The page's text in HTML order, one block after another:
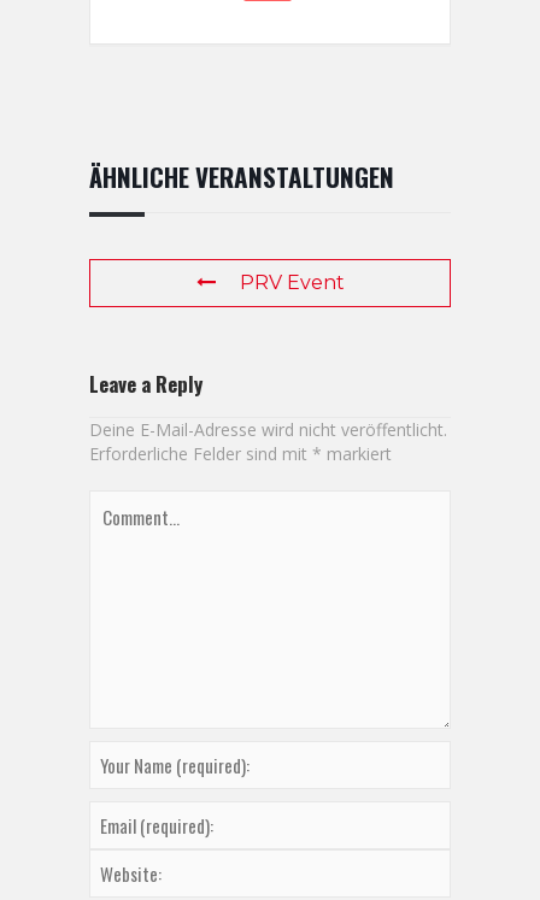
ÄHNLICHE VERANSTALTUNGEN
PRV Event
Leave a Reply
Deine E-Mail-Adresse wird nicht veröffentlicht.
Erforderliche Felder sind mit * markiert